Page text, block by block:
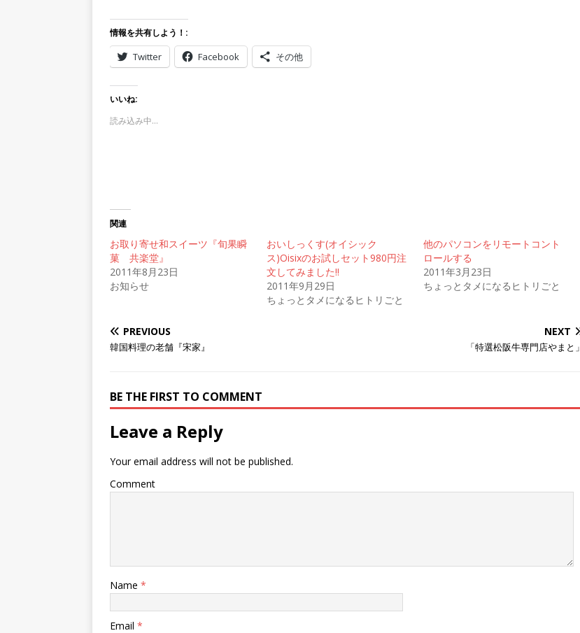
情報を共有しよう！:
Twitter Facebook その他
いいね:
読み込み中…
関連
お取り寄せ和スイーツ『旬果瞬
菓 共楽堂』
2011年8月23日
お知らせ
おいしっくす(オイシック
ス)Oisixのお試しセット980円注
文してみました!!
2011年9月29日
ちょっとタメになるヒトリごと
他のパソコンをリモートコント
ロールする
2011年3月23日
ちょっとタメになるヒトリごと
PREVIOUS
韓国料理の老舗『宋家』
NEXT
「特選松阪牛専門店やまと」
BE THE FIRST TO COMMENT
Leave a Reply
Your email address will not be published.
Comment
Name *
Email *